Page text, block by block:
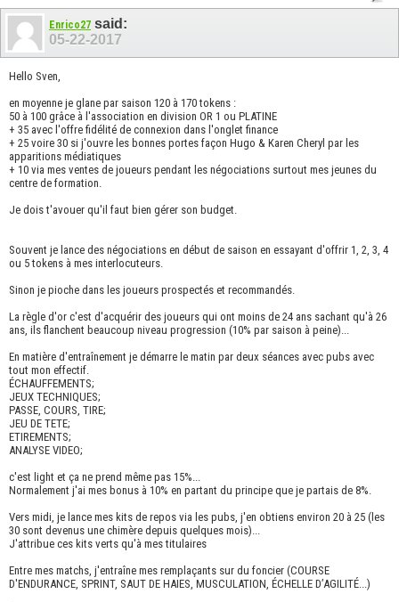
Enrico27 said:
05-22-2017
Hello Sven,
en moyenne je glane par saison 120 à 170 tokens :
50 à 100 grâce à l'association en division OR 1 ou PLATINE
+ 35 avec l'offre fidélité de connexion dans l'onglet finance
+ 25 voire 30 si j'ouvre les bonnes portes façon Hugo & Karen Cheryl par les
apparitions médiatiques
+ 10 via mes ventes de joueurs pendant les négociations surtout mes jeunes du
centre de formation.
Je dois t'avouer qu'il faut bien gérer son budget.
Souvent je lance des négociations en début de saison en essayant d'offrir 1, 2, 3, 4
ou 5 tokens à mes interlocuteurs.
Sinon je pioche dans les joueurs prospectés et recommandés.
La règle d'or c'est d'acquérir des joueurs qui ont moins de 24 ans sachant qu'à 26
ans, ils flanchent beaucoup niveau progression (10% par saison à peine)...
En matière d'entraînement je démarre le matin par deux séances avec pubs avec
tout mon effectif.
ÉCHAUFFEMENTS;
JEUX TECHNIQUES;
PASSE, COURS, TIRE;
JEU DE TETE;
ETIREMENTS;
ANALYSE VIDEO;
c'est light et ça ne prend même pas 15%...
Normalement j'ai mes bonus à 10% en partant du principe que je partais de 8%.
Vers midi, je lance mes kits de repos via les pubs, j'en obtiens environ 20 à 25 (les
30 sont devenus une chimère depuis quelques mois)...
J'attribue ces kits verts qu'à mes titulaires
Entre mes matchs, j'entraîne mes remplaçants sur du foncier (COURSE
D'ENDURANCE, SPRINT, SAUT DE HAIES, MUSCULATION, ÉCHELLE D’AGILITÉ...)